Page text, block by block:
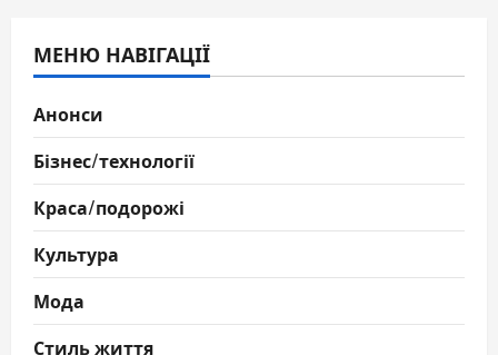
МЕНЮ НАВІГАЦІЇ
Анонси
Бізнес/технології
Краса/подорожі
Культура
Мода
Стиль життя